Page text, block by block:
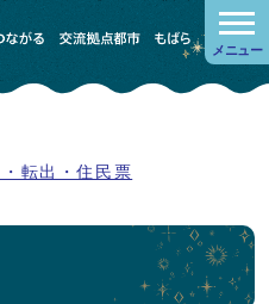
メニュー
転出・住民票